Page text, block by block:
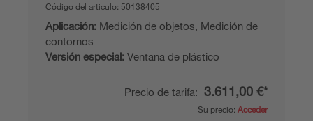
Código del articulo: 50138405
Aplicación: Medición de objetos, Medición de
contornos
Versión especial: Ventana de plástico
Precio de tarifa: 3.611,00 €*
Su precio: Acceder